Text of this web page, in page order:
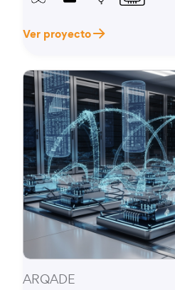
Ver proyecto
ARQADE